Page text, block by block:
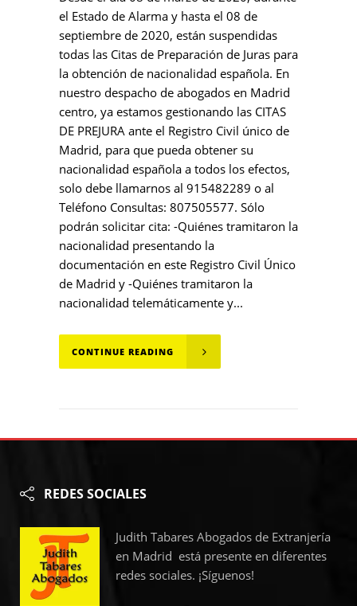
el Estado de Alarma y hasta el 08 de
septiembre de 2020, están suspendidas
todas las Citas de Preparación de Juras para
la obtención de nacionalidad española. En
nuestro despacho de abogados en Madrid
centro, ya estamos gestionando las CITAS
DE PREJURA ante el Registro Civil único de
Madrid, para que pueda obtener su
nacionalidad española a todos los efectos,
solo debe llamarnos al 915482289 o al
Teléfono Consultas: 807505577. Sólo
podrán solicitar cita: -Quiénes tramitaron la
nacionalidad presentando la
documentación en este Registro Civil Único
de Madrid y -Quiénes tramitaron la
nacionalidad telemáticamente y...
CONTINUE READING
REDES SOCIALES
Judith Tabares Abogados de Extranjería
en Madrid está presente en diferentes
redes sociales. ¡Síguenos!